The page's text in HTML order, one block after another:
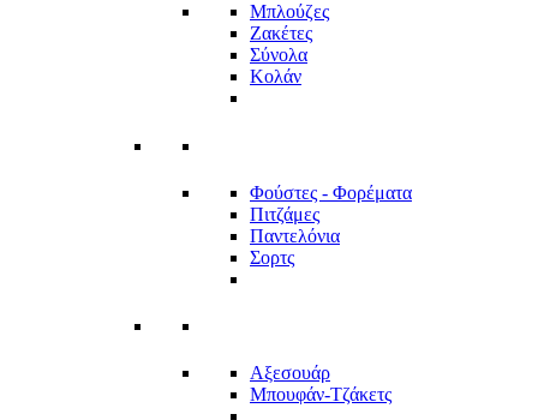
Μπλούζες
Ζακέτες
Σύνολα
Κολάν
Φούστες - Φορέματα
Πιτζάμες
Παντελόνια
Σορτς
Αξεσουάρ
Μπουφάν-Τζάκετς